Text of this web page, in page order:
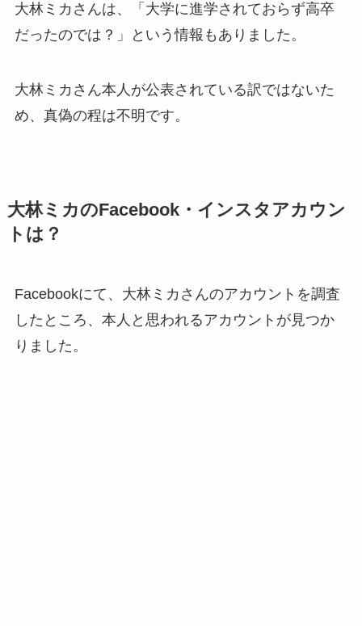
大林ミカさんは、「大学に進学されておらず高卒
だったのでは？」という情報もありました。
大林ミカさん本人が公表されている訳ではないた
め、真偽の程は不明です。
大林ミカのFacebook・インスタアカウン
トは？
Facebookにて、大林ミカさんのアカウントを調査
したところ、本人と思われるアカウントが見つか
りました。